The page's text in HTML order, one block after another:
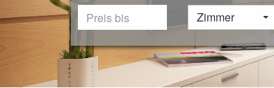
Zimmer